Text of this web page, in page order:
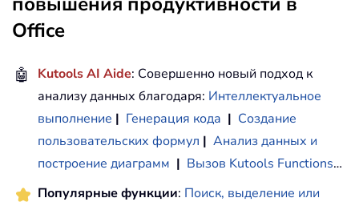
Office
🤖 Kutools AI Aide: Совершенно новый подход к
анализу данных благодаря: Интеллектуальное
выполнение | Генерация кода | Создание
пользовательских формул | Анализ данных и
построение диаграмм | Вызов Kutools Functions…
Популярные функции: Поиск, выделение или